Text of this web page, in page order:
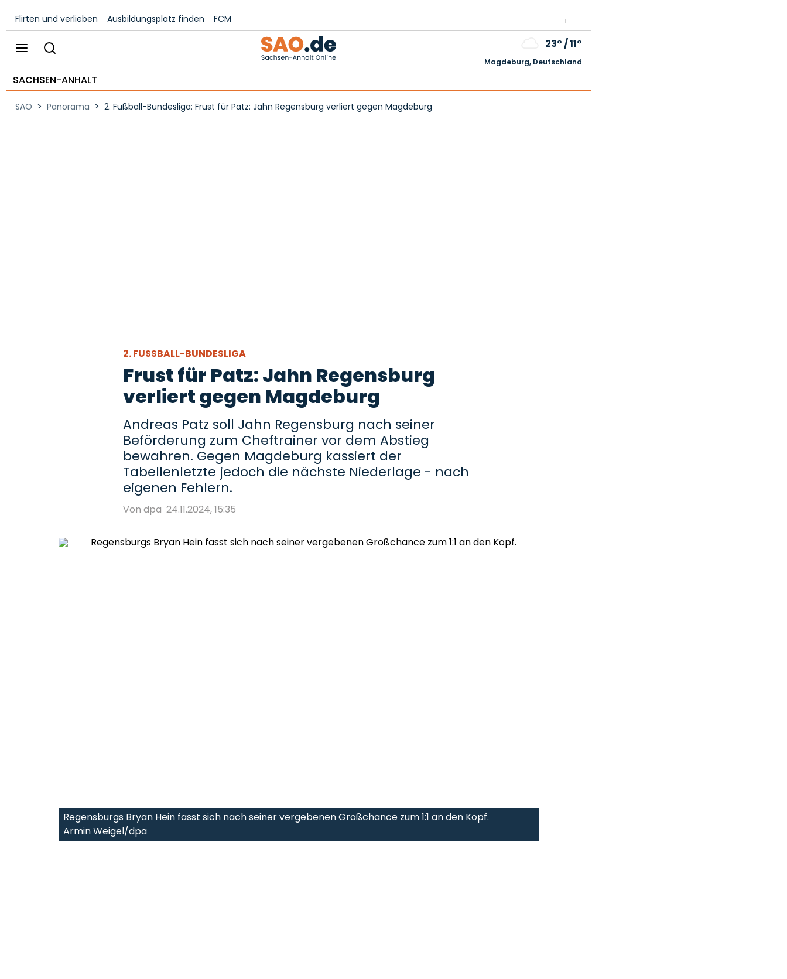
Flirten und verlieben Ausbildungsplatz finden FCM
23°/11°
Magdeburg, Deutschland
SACHSEN-ANHALT
SAO > Panorama > 2. Fußball-Bundesliga: Frust für Patz: Jahn Regensburg verliert gegen Magdeburg
2. FUSSBALL-BUNDESLIGA
Frust für Patz: Jahn Regensburg
verliert gegen Magdeburg
Andreas Patz soll Jahn Regensburg nach seiner
Beförderung zum Cheftrainer vor dem Abstieg
bewahren. Gegen Magdeburg kassiert der
Tabellenletzte jedoch die nächste Niederlage - nach
eigenen Fehlern.
Von dpa 24.11.2024, 15:35
Regensburgs Bryan Hein fasst sich nach seiner vergebenen Großchance zum 1:1 an den Kopf.
Armin Weigel/dpa